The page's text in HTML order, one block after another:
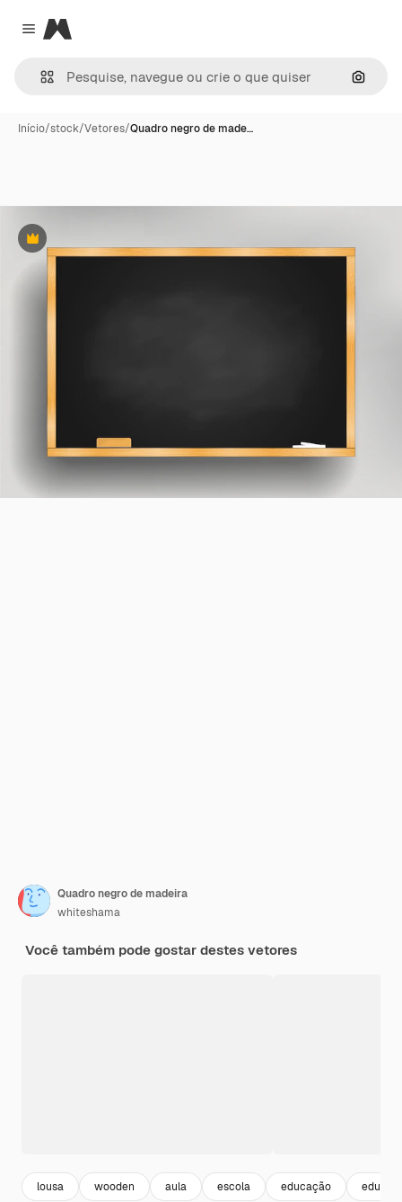
Close menu
Magnific
Início/stock/Vetores/Quadro negro de made…
Premium
Quadro negro de madeira
whiteshama
Você também pode gostar destes vetores
lousa wooden aula escola educação